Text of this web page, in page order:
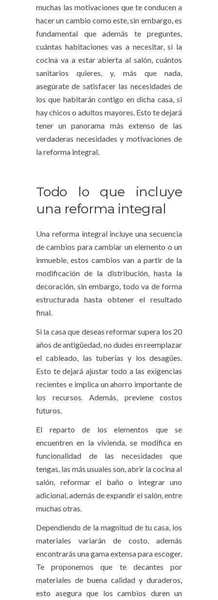
muchas las motivaciones que te conducen a
hacer un cambio como este, sin embargo, es
fundamental que además te preguntes,
cuántas habitaciones vas a necesitar, si la
cocina va a estar abierta al salón, cuántos
sanitarios quieres, y, más que nada,
asegúrate de satisfacer las necesidades de
los que habitarán contigo en dicha casa, si
hay chicos o adultos mayores. Esto te dejará
tener un panorama más extenso de las
verdaderas necesidades y motivaciones de
lareforma integral.
Todo lo que incluye
una reforma integral
Una reforma integralincluye una secuencia
de cambios para cambiar un elemento o un
inmueble, estos cambios van a partir de la
modificación de la distribución, hasta la
decoración, sin embargo, todo va de forma
estructurada hasta obtener el resultado
final.
Si la casa que deseas reformar supera los 20
años de antigüedad, no dudes en reemplazar
el cableado, las tuberías y los desagües.
Esto te dejará ajustar todo a las exigencias
recientes e implica un ahorro importante de
los recursos. Además, previene costos
futuros.
El reparto de los elementos que se
encuentren en la vivienda, se modifica en
funcionalidad de las necesidades que
tengas, las más usuales son, abrir la cocina al
salón, reformar el baño o integrar uno
adicional, además de expandir el salón, entre
muchas otras.
Dependiendo de la magnitud de tu casa, los
materiales variarán de costo, además
encontrarás una gama extensa para escoger.
Te proponemos que te decantes por
materiales de buena calidad y duraderos,
esto asegura que los cambios duren un